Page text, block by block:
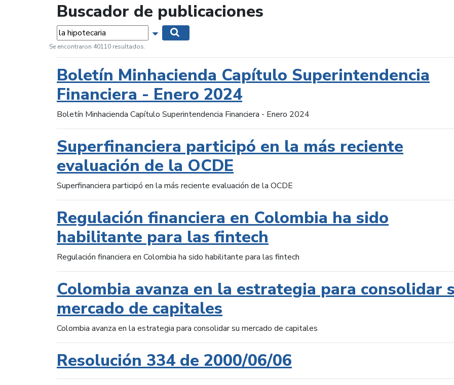
Buscador de publicaciones
Palabras... Mostrar opciones de búsqueda
Se encontraron 40110 resultados.
Boletín Minhacienda Capítulo Superintendencia
Financiera - Enero 2024
Boletín Minhacienda Capítulo Superintendencia Financiera - Enero 2024
Superfinanciera participó en la más reciente
evaluación de la OCDE
Superfinanciera participó en la más reciente evaluación de la OCDE
Regulación financiera en Colombia ha sido
habilitante para las fintech
Regulación financiera en Colombia ha sido habilitante para las fintech
Colombia avanza en la estrategia para consolidar
mercado de capitales
Colombia avanza en la estrategia para consolidar su mercado de capitales
Resolución 334 de 2000/06/06